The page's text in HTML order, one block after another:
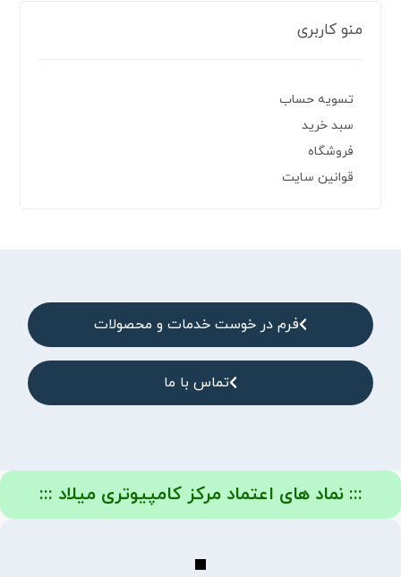
منو کاربری
تسویه حساب
سبد خرید
فروشگاه
قوانین سایت
فرم در خوست خدمات و محصولات
تماس با ما
::: نماد های اعتماد مرکز کامپیوتری میلاد :::